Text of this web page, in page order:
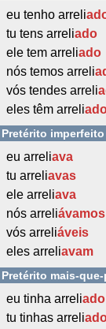
eu tenho arreli
tu tens arreliado
ele tem arreliado
nós temos arreli
vós tendes arreli
eles têm arreli
Pretérito
eu arreliava
tu arreliavas
ele arreliava
nós arreliávamos
vós arreliáveis
eles arreliavam
Pretérito mais-
eu tinha arreliado
tu tinhas arreli